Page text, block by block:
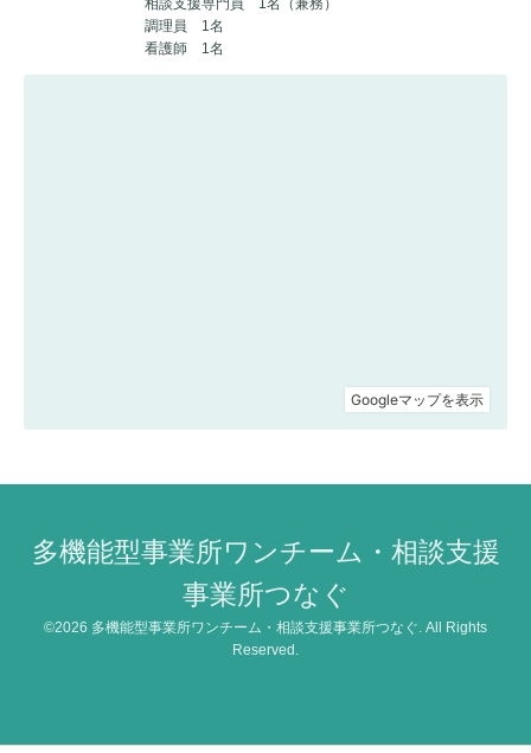
調理員 1名
看護師 1名
多機能型事業所ワンチーム・相談支援
事業所つなぐ
©2026 多機能型事業所ワンチーム・相談支援事業所つなぐ . All Rights
Reserved.